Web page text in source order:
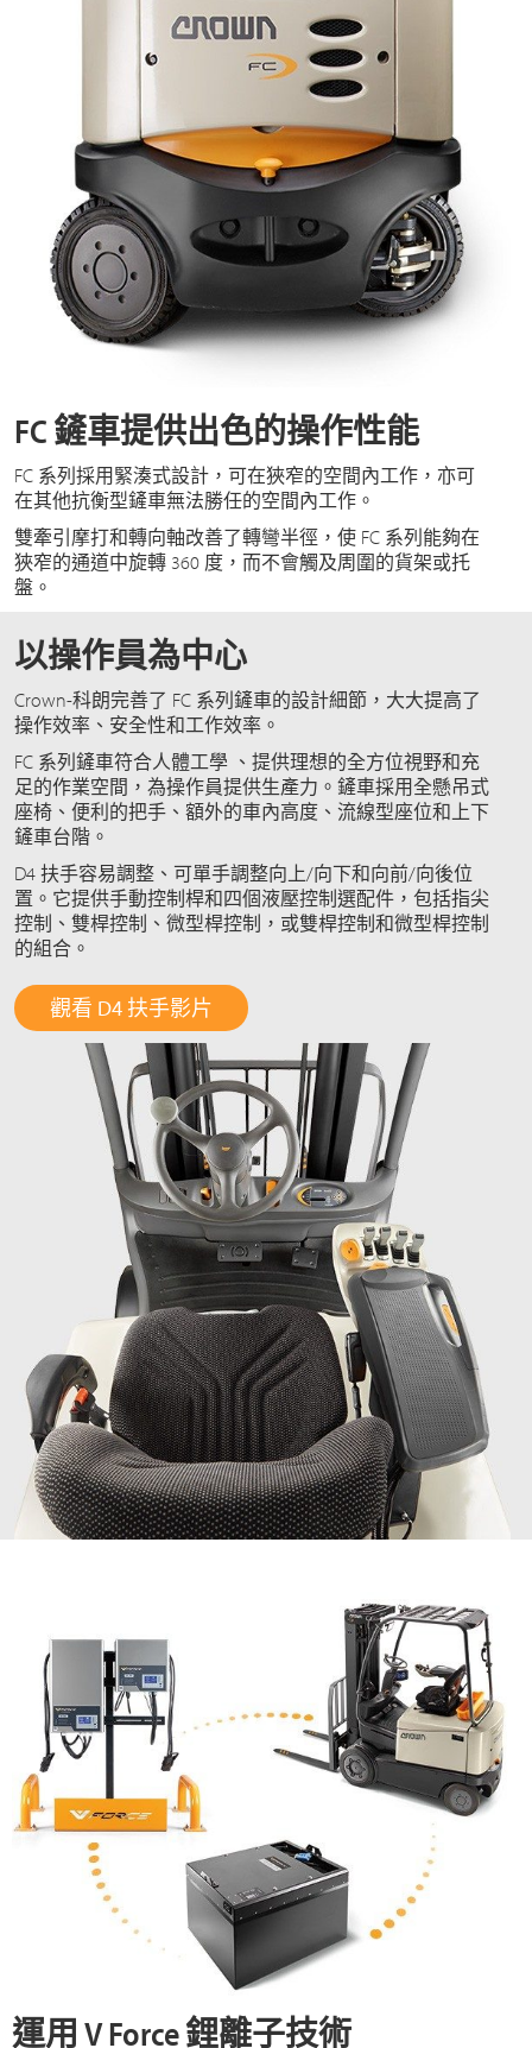
FC 鏟車提供出色的操作性能
FC 系列採用緊湊式設計，可在狹窄的空間內工作，亦可
在其他抗衡型鏟車無法勝任的空間內工作。
雙牽引摩打和轉向軸改善了轉彎半徑，使 FC 系列能夠在
狹窄的通道中旋轉 360 度，而不會觸及周圍的貨架或托
盤。
以操作員為中心
Crown-科朗完善了 FC 系列鏟車的設計細節，大大提高了
操作效率、安全性和工作效率。
FC 系列鏟車符合人體工學 、提供理想的全方位視野和充
足的作業空間，為操作員提供生產力。鏟車採用全懸吊式
座椅、便利的把手、額外的車內高度、流線型座位和上下
鏟車台階。
D4 扶手容易調整、可單手調整向上/向下和向前/向後位
置。它提供手動控制桿和四個液壓控制選配件，包括指尖
控制、雙桿控制、微型桿控制，或雙桿控制和微型桿控制
的組合。
觀看 D4 扶手影片
運用 V Force 鋰離子技術